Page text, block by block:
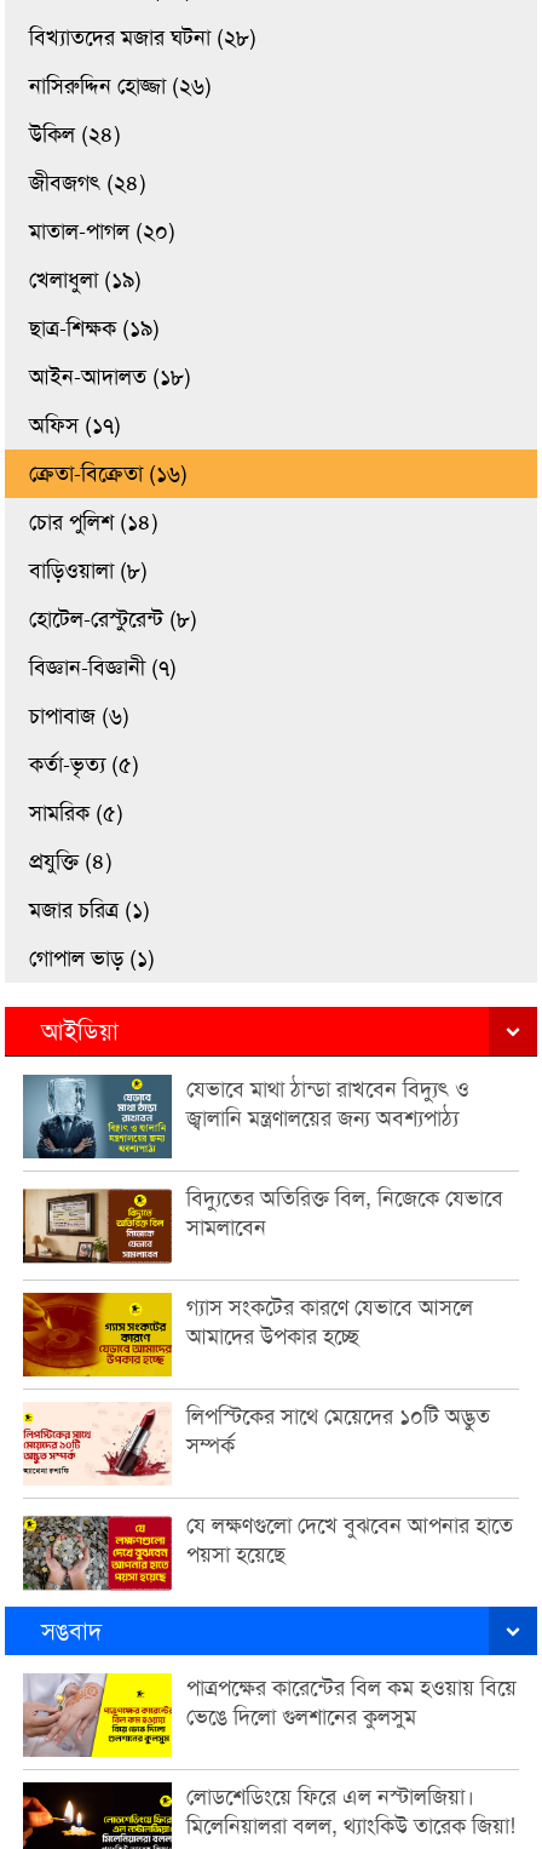
বিখ্যাতদের মজার ঘটনা (২৮)
নাসিরুদ্দিন হোজ্জা (২৬)
উকিল (২৪)
জীবজগৎ (২৪)
মাতাল-পাগল (২০)
খেলাধুলা (১৯)
ছাত্র-শিক্ষক (১৯)
আইন-আদালত (১৮)
অফিস (১৭)
ক্রেতা-বিক্রেতা (১৬)
চোর পুলিশ (১৪)
বাড়িওয়ালা (৮)
হোটেল-রেস্টুরেন্ট (৮)
বিজ্ঞান-বিজ্ঞানী (৭)
চাপাবাজ (৬)
কর্তা-ভৃত্য (৫)
সামরিক (৫)
প্রযুক্তি (৪)
মজার চরিত্র (১)
গোপাল ভাড় (১)
আইডিয়া
যেভাবে মাথা ঠান্ডা রাখবেন বিদ্যুৎ ও
জ্বালানি মন্ত্রণালয়ের জন্য অবশ্যপাঠ্য
বিদ্যুতের অতিরিক্ত বিল, নিজেকে যেভাবে
সামলাবেন
গ্যাস সংকটের কারণে যেভাবে আসলে
আমাদের উপকার হচ্ছে
লিপস্টিকের সাথে মেয়েদের ১০টি অদ্ভুত
সম্পর্ক
যে লক্ষণগুলো দেখে বুঝবেন আপনার হাতে
পয়সা হয়েছে
সঙবাদ
পাত্রপক্ষের কারেন্টের বিল কম হওয়ায় বিয়ে
ভেঙে দিলো গুলশানের কুলসুম
লোডশেডিংয়ে ফিরে এল নস্টালজিয়া।
মিলেনিয়ালরা বলল, থ্যাংকিউ তারেক জিয়া!